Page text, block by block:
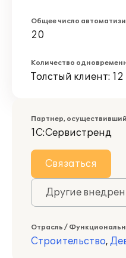
Общее число
20
Количество
Толстый клиент: 12
Партнер,
1С:Сервистренд
Связаться
Другие
Отрасль /
Строительство,